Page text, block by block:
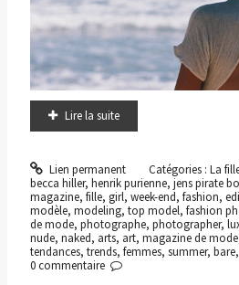
Lire la suite
Lien permanent Catégories : La
becca hiller, henrik purienne, jens pirate
magazine, fille, girl, week-end, fashion,
modèle, modeling, top model, fashion
de mode, photographe, photographer,
nude, naked, arts, art, magazine de mode
tendances, trends, femmes, summer, bare,
0 commentaire